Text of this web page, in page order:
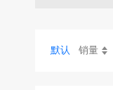
默认 销量